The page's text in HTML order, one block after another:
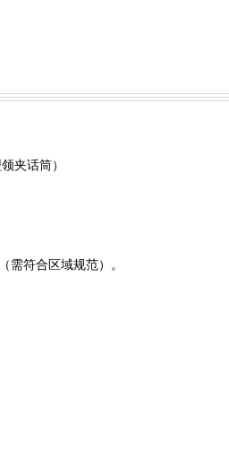
夹话筒）
需符合区域规范） 。